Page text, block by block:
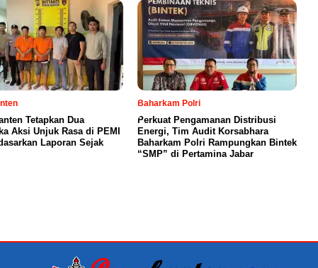
Tetapkan Dua
Aksi Unjuk Rasa di PEMI
Laporan Sejak
Baharkam Polri
Perkuat Pengamanan Distribusi
Energi, Tim Audit Korsabhara
Baharkam Polri Rampungkan Bintek
“SMP” di Pertamina Jabar